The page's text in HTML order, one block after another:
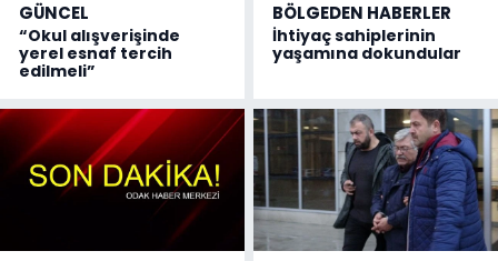
GÜNCEL
“Okul alışverişinde
yerel esnaf tercih
edilmeli”
BÖLGEDEN HABERLER
İhtiyaç sahiplerinin
yaşamına dokundular